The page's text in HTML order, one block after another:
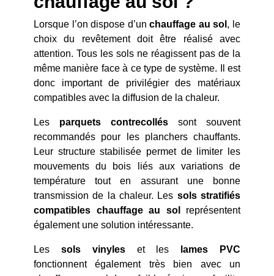
Lorsque l’on dispose d’unchauffage au sol , le
choix du revêtement doit être réalisé avec
attention. Tous les sols ne réagissent pas de la
même manière face à ce type de système. Il est
donc important de privilégier des matériaux
compatibles avec la diffusion de la chaleur.
Les parquets contrecollés sont souvent
recommandés pour les planchers chauffants.
Leur structure stabilisée permet de limiter les
mouvements du bois liés aux variations de
température tout en assurant une bonne
transmission de la chaleur. Les sols stratifiés
compatibles chauffage au sol
représentent
également une solution intéressante.
Les sols vinyleset les
lames PVC
fonctionnent également très bien avec un